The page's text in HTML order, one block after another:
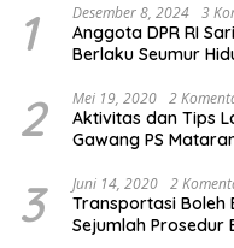
1 Desember 8, 2024 3
Anggota DPR RI
Berlaku Seumur
2 Mei 19, 2020 2
Aktivitas dan Tips
Gawang PS
3 Juni 14, 2020 2
Transportasi Boleh
Sejumlah Prosedur